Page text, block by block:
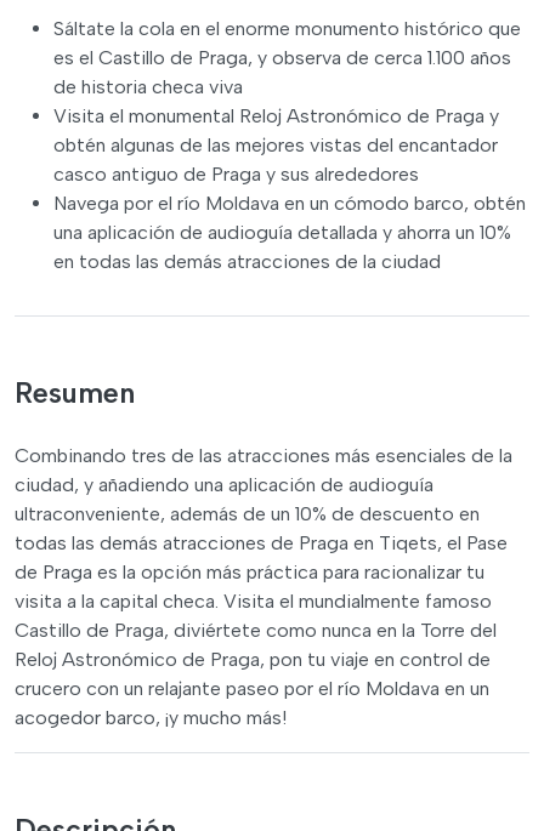
Sáltate la cola en el enorme monumento histórico que
es el Castillo de Praga, y observa de cerca 1.100 años
de historia checa viva
Visita el monumental Reloj Astronómico de Praga y
obtén algunas de las mejores vistas del encantador
casco antiguo de Praga y sus alrededores
Navega por el río Moldava en un cómodo barco, obtén
una aplicación de audioguía detallada y ahorra un 10%
en todas las demás atracciones de la ciudad
Resumen
Combinando tres de las atracciones más esenciales de la
ciudad, y añadiendo una aplicación de audioguía
ultraconveniente, además de un 10% de descuento en
todas las demás atracciones de Praga en Tiqets, el Pase
de Praga es la opción más práctica para racionalizar tu
visita a la capital checa. Visita el mundialmente famoso
Castillo de Praga, diviértete como nunca en la Torre del
Reloj Astronómico de Praga, pon tu viaje en control de
crucero con un relajante paseo por el río Moldava en un
acogedor barco, ¡y mucho más!